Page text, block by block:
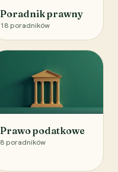
Poradnik prawny
18 poradników
Prawo podatkowe
8 poradników